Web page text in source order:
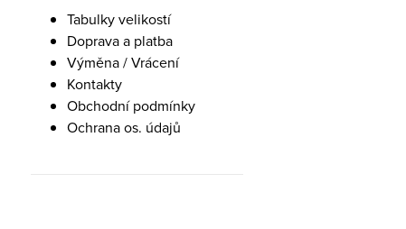
Tabulky velikostí
Doprava a platba
Výměna / Vrácení
Kontakty
Obchodní podmínky
Ochrana os. údajů